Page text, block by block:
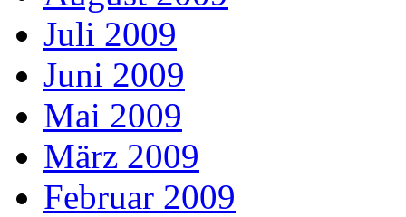
Juli 2009
Juni 2009
Mai 2009
März 2009
Februar 2009